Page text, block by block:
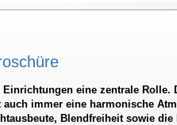
eine zentrale Rolle.
immer eine harmonische
Blendfreiheit sowie die